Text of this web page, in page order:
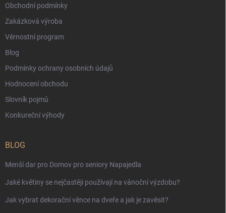
Obchodní podmínky
Zakázková výroba
Věrnostní program
Blog
Podmínky ochrany osobních údajů
Hodnocení obchodu
Slovník pojmů
Konkureční výhody
BLOG
Menší dar pro Domov pro seniory Napajedla
Jaké květiny se nejčastěji používají na vánoční výzdobu?
Jak vybrat dekorační věnce na dveře a jak je zavěsit?